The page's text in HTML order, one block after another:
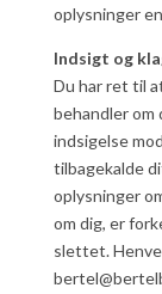
oplysninger
Indsigt og
Du har ret til
behandler om
indsigelse
tilbagekalde
oplysninger
om dig, er
slettet.